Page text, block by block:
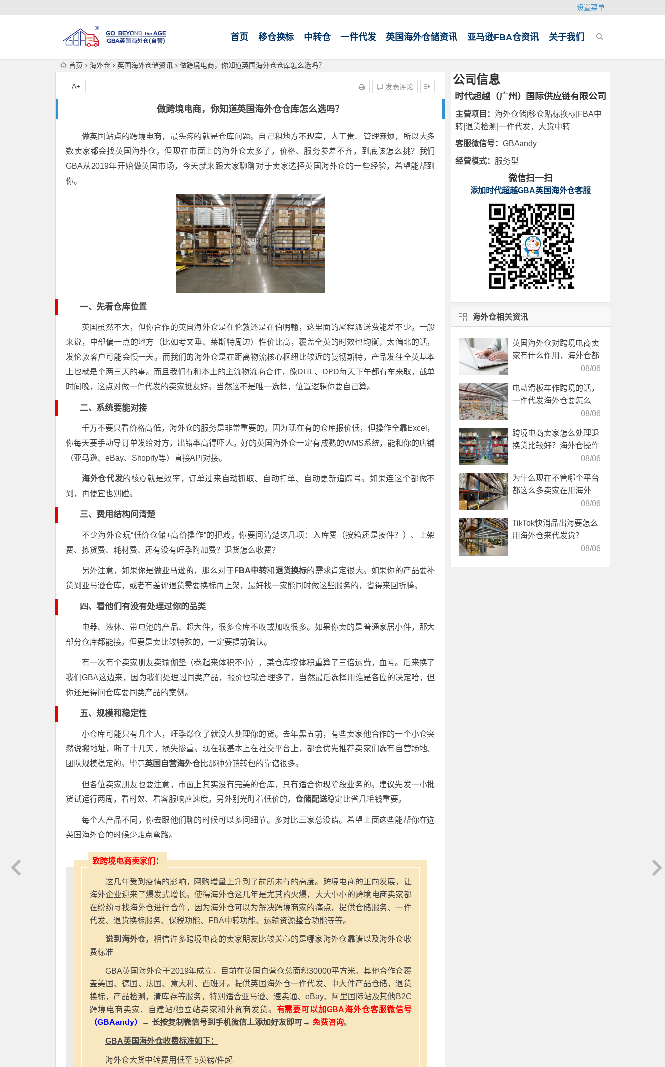
设置菜单
首页 移仓换标 中转仓 一件代发 英国海外仓储资讯 亚马逊FBA仓资讯 关于我们
首页 海外仓 英国海外仓储资讯 做跨境电商，你知道英国海外仓仓库怎么选吗？
做跨境电商，你知道英国海外仓仓库怎么选吗？
发表评论
A+
做英国站点的跨境电商，最头疼的就是仓库问题。自己租地方不现实，人工贵、管理麻烦，所以大多
数卖家都会找英国海外仓。但现在市面上的海外仓太多了，价格、服务参差不齐，到底该怎么挑？我们
GBA从2019年开始做英国市场，今天就来跟大家聊聊对于卖家选择英国海外仓的一些经验，希望能帮到
你。
一、先看仓库位置
英国虽然不大，但你合作的英国海外仓是在伦敦还是在伯明翰，这里面的尾程派送费能差不少。一般
来说，中部偏一点的地方（比如考文垂、莱斯特周边）性价比高，覆盖全英的时效也均衡。太偏北的话，
发伦敦客户可能会慢一天。而我们的海外仓是在距离物流核心枢纽比较近的曼彻斯特，产品发往全英基本
上也就是个两三天的事。而且我们有和本土的主流物流商合作，像DHL、DPD每天下午都有车来取，截单
时间晚，这点对做一件代发的卖家挺友好。当然这不是唯一选择，位置逻辑你要自己算。
二、系统要能对接
千万不要只看价格高低，海外仓的服务是非常重要的。因为现在有的仓库报价低，但操作全靠Excel，
你每天要手动导订单发给对方，出错率高得吓人。好的英国海外仓一定有成熟的WMS系统，能和你的店铺
（亚马逊、eBay、Shopify等）直接API对接。
海外仓代发的核心就是效率，订单过来自动抓取、自动打单、自动更新追踪号。如果连这个都做不
到，再便宜也别碰。
三、费用结构问清楚
不少海外仓玩“低价仓储+高价操作”的把戏。你要问清楚这几项：入库费（按箱还是按件？）、上架
费、拣货费、耗材费、还有没有旺季附加费？退货怎么收费？
另外注意，如果你是做亚马逊的，那么对于FBA中转和退货换标的需求肯定很大。如果你的产品要补
货到亚马逊仓库，或者有差评退货需要换标再上架，最好找一家能同时做这些服务的，省得来回折腾。
四、看他们有没有处理过你的品类
电器、液体、带电池的产品、超大件，很多仓库不收或加收很多。如果你卖的是普通家居小件，那大
部分仓库都能接。但要是卖比较特殊的，一定要提前确认。
有一次有个卖家朋友卖瑜伽垫（卷起来体积不小），某仓库按体积重算了三倍运费，血亏。后来换了
我们GBA这边来，因为我们处理过同类产品，报价也就合理多了，当然最后选择用谁是各位的决定哈，但
你还是得问仓库要同类产品的案例。
五、规模和稳定性
小仓库可能只有几个人，旺季爆仓了就没人处理你的货。去年黑五前，有些卖家他合作的一个小仓突
然说搬地址，断了十几天，损失惨重。现在我基本上在社交平台上，都会优先推荐卖家们选有自营场地、
团队规模稳定的。毕竟英国自营海外仓比那种分销转包的靠谱很多。
但各位卖家朋友也要注意，市面上其实没有完美的仓库，只有适合你现阶段业务的。建议先发一小批
货试运行两周，看时效、看客服响应速度。另外别光盯着低价的， 仓储配送稳定比省几毛钱重要。
每个人产品不同，你去跟他们聊的时候可以多问细节。多对比三家总没错。希望上面这些能帮你在选
英国海外仓的时候少走点弯路。
致跨境电商卖家们：
这几年受到疫情的影响，网购增量上升到了前所未有的高度。跨境电商的正向发展，让
海外企业迎来了爆发式增长。使得海外仓这几年是尤其的火爆，大大小小的跨境电商卖家都
在纷纷寻找海外仓进行合作，因为海外仓可以为解决跨境商家的痛点，提供仓储服务、一件
代发、退货换标服务、保税功能、FBA中转功能、运输资源整合功能等等。
说到海外仓， 相信许多跨境电商的卖家朋友比较关心的是哪家海外仓靠谱以及海外仓收
费标准
GBA英国海外仓于2019年成立，目前在英国自营仓总面积30000平方米。其他合作仓覆
盖美国、德国、法国、意大利、西班牙。提供英国海外仓一件代发、中大件产品仓储，退货
换标，产品检测，清库存等服务，特别适合亚马逊、速卖通、eBay、阿里国际站及其他B2C
跨境电商卖家、自建站/独立站卖家和外贸商发货。 有需要可以加GBA海外仓客服微信号
（GBAandy）
→ 长按复制微信号到手机微信上添加好友即可→ 免费咨询。
GBA英国海外仓收费标准如下：
海外仓大货中转费用低至 5英镑/件起
公司信息
时代超越（广州）国际供应链有限公司
主营项目： 海外仓储|移仓贴标换标|FBA中
转|退货检测|一件代发，大货中转
客服微信号： GBAandy
经营模式： 服务型
微信扫一扫
添加时代超越GBA英国海外仓客服
海外仓相关资讯
英国海外仓对跨境电商卖
家有什么作用，海外仓都
08/06
电动滑板车作跨境的话，
一件代发海外仓要怎么
08/06
跨境电商卖家怎么处理退
换货比较好？海外仓操作
08/06
为什么现在不管哪个平台
都这么多卖家在用海外
08/06
TikTok快消品出海要怎么
用海外仓来代发货？
08/06